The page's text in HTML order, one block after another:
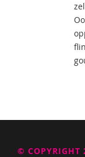
© COPYRIGHT